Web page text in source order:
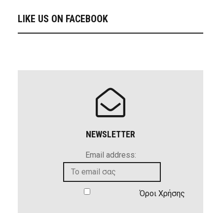
LIKE US ON FACEBOOK
NEWSLETTER
Email address:
Όροι Χρήσης